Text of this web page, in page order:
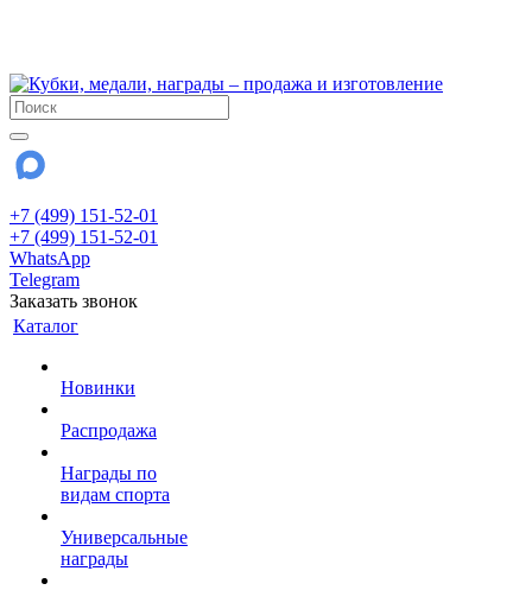
+7 (499) 151-52-01
+7 (499) 151-52-01
WhatsApp
Telegram
Заказать звонок
Каталог
Новинки
Распродажа
Награды по
видам спорта
Универсальные
награды